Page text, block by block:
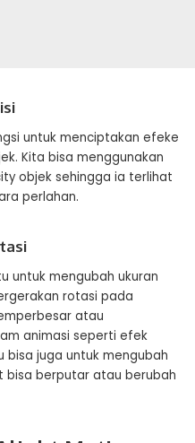
untuk menciptakan efeke
Kita bisa menggunakan
objek sehingga ia terlihat
perlahan.
untuk mengubah ukuran
rotasi pada
atau
animasi seperti efek
bisa juga untuk mengubah
bisa berputar atau berubah